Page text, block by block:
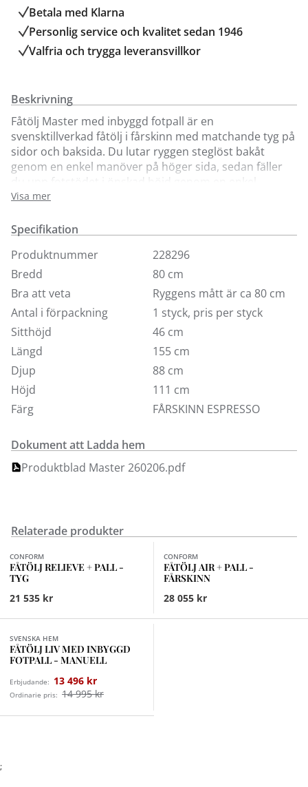
Betala med Klarna
Personlig service och kvalitet sedan 1946
Valfria och trygga leveransvillkor
Beskrivning
Fåtölj Master med inbyggd fotpall är en
svensktillverkad fåtölj i fårskinn med matchande tyg på
sidor och baksida. Du lutar ryggen steglöst bakåt
genom en enkel manöver på höger sida, sedan fäller
du upp fotstödet i önskad höjd genom en enkel
manöver på vänster sida. För ännu bättre komfort
Underrede i aluminium.
Förutom klädseln i fårskinn kan du välja på många
andra tygalternativ i våra butiker.
Visa mer
Specifikation
Produktnummer
228296
Bredd
80 cm
Bra att veta
Ryggens mått är ca 80 cm
Antal i förpackning
1 styck, pris per styck
Sitthöjd
46 cm
Längd
155 cm
Djup
88 cm
Höjd
111 cm
Färg
FÅRSKINN ESPRESSO
Dokument att Ladda hem
Produktblad Master 260206.pdf
Relaterade produkter
Finns i fler val (8)
CONFORM
FÅTÖLJ RELIEVE + PALL -
TYG
21 535 kr
CONFORM
FÅTÖLJ AIR + PALL -
FÅRSKINN
28 055 kr
SVENSKA HEM
FÅTÖLJ LIV MED INBYGGD
FOTPALL - MANUELL
Erbjudande: 13 496 kr
Ordinarie pris: 14 995 kr
;